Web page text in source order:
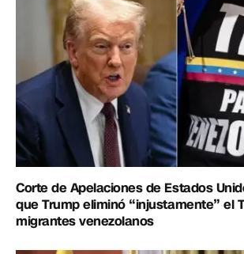
Corte de Apelaciones de Estados
que Trump eliminó “injustamente” el
migrantes venezolanos